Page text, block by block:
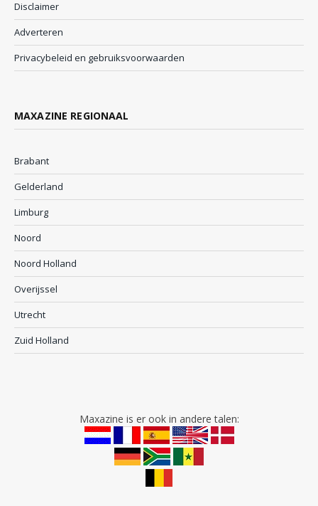
Disclaimer
Adverteren
Privacybeleid en gebruiksvoorwaarden
MAXAZINE REGIONAAL
Brabant
Gelderland
Limburg
Noord
Noord Holland
Overijssel
Utrecht
Zuid Holland
Maxazine is er ook in andere talen: